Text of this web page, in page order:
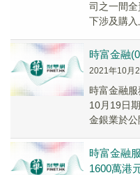
司之一間
下涉及購入
時富金融
2021年10月
時富金融
10月19日
金銀業於公
時富金融
1600萬港